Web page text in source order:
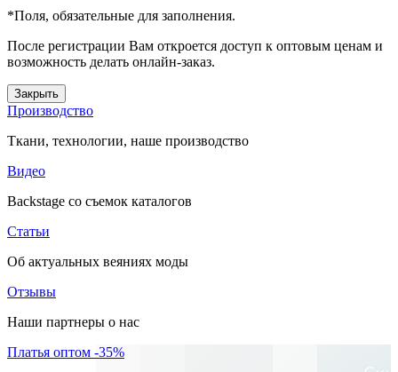
*Поля, обязательные для заполнения.
После регистрации Вам откроется доступ к оптовым ценам и
возможность делать онлайн-заказ.
Закрыть
Производство
Ткани, технологии, наше производство
Видео
Backstage со съемок каталогов
Статьи
Об актуальных веяниях моды
Отзывы
Наши партнеры о нас
Платья оптом -35%